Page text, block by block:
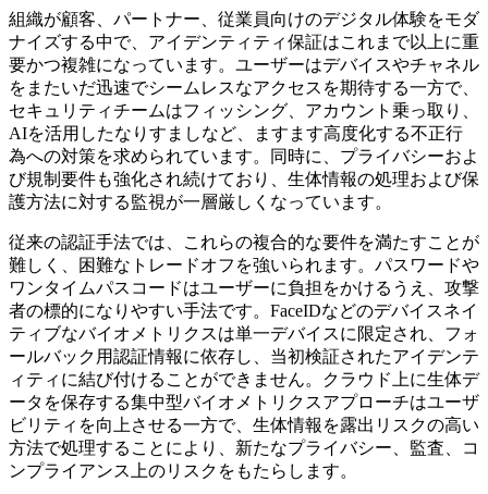
組織が顧客、パートナー、従業員向けのデジタル体験をモダ
ナイズする中で、アイデンティティ保証はこれまで以上に重
要かつ複雑になっています。ユーザーはデバイスやチャネル
をまたいだ迅速でシームレスなアクセスを期待する一方で、
セキュリティチームはフィッシング、アカウント乗っ取り、
AIを活用したなりすましなど、ますます高度化する不正行
為への対策を求められています。同時に、プライバシーおよ
び規制要件も強化され続けており、生体情報の処理および保
護方法に対する監視が一層厳しくなっています。
従来の認証手法では、これらの複合的な要件を満たすことが
難しく、困難なトレードオフを強いられます。パスワードや
ワンタイムパスコードはユーザーに負担をかけるうえ、攻撃
者の標的になりやすい手法です。FaceIDなどのデバイスネイ
ティブなバイオメトリクスは単一デバイスに限定され、フォ
ールバック用認証情報に依存し、当初検証されたアイデンテ
ィティに結び付けることができません。クラウド上に生体デ
ータを保存する集中型バイオメトリクスアプローチはユーザ
ビリティを向上させる一方で、生体情報を露出リスクの高い
方法で処理することにより、新たなプライバシー、監査、コ
ンプライアンス上のリスクをもたらします。